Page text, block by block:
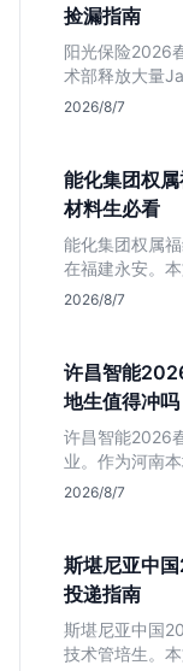
捡漏指南
阳光保险2026
术部释放大量
校招门槛，分
2026/8/7
能化集团权
材料生必看
能化集团权属
在福建永安。
匹配度及工作
2026/8/7
许昌智能
地生值得冲吗
许昌智能2026
业。作为河南
薪机会少。适
2026/8/7
斯堪尼亚中
投递指南
斯堪尼亚中国
技术管培生。